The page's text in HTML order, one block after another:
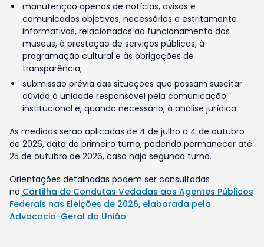
manutenção apenas de notícias, avisos e
comunicados objetivos, necessários e estritamente
informativos, relacionados ao funcionamento dos
museus, à prestação de serviços públicos, à
programação cultural e às obrigações de
transparência;
submissão prévia das situações que possam suscitar
dúvida à unidade responsável pela comunicação
institucional e, quando necessário, à análise jurídica.
As medidas serão aplicadas de 4 de julho a 4 de outubro
de 2026, data do primeiro turno, podendo permanecer até
25 de outubro de 2026, caso haja segundo turno.
Orientações detalhadas podem ser consultadas
na Cartilha de Condutas Vedadas aos Agentes Públicos
Federais nas Eleições de 2026, elaborada pela
Advocacia-Geral da União.